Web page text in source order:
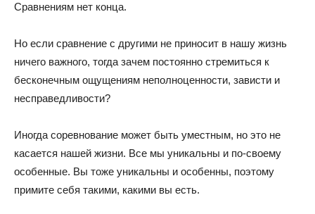
Сравнениям нет конца.
Но если сравнение с другими не приносит в нашу жизнь
ничего важного, тогда зачем постоянно стремиться к
бесконечным ощущениям неполноценности, зависти и
несправедливости?
Иногда соревнование может быть уместным, но это не
касается нашей жизни. Все мы уникальны и по-своему
особенные. Вы тоже уникальны и особенны, поэтому
примите себя такими, какими вы есть.